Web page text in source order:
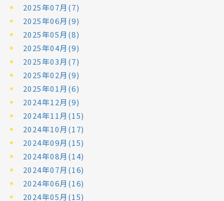
2025年07月(7)
2025年06月(9)
2025年05月(8)
2025年04月(9)
2025年03月(7)
2025年02月(9)
2025年01月(6)
2024年12月(9)
2024年11月(15)
2024年10月(17)
2024年09月(15)
2024年08月(14)
2024年07月(16)
2024年06月(16)
2024年05月(15)